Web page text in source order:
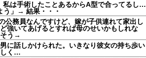
私は手術したことあるからA型で合ってるし…
う」→ 結果・・・
公務員なんですけど、嫁が子供連れて家出し
強いてあげるとすれば母のせいかもしれな
う→
に話しかけられた。いきなり彼女の持ち歩い
しく…